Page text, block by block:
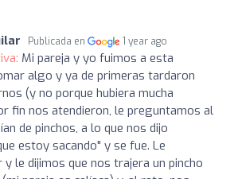
Publicada en 1 year ago
Mi pareja y yo fuimos a esta
algo y ya de primeras tardaron
(y no porque hubiera mucha
fin nos atendieron, le preguntamos al
de pinchos, a lo que nos dijo
estoy sacando" y se fue. Le
le dijimos que nos trajera un pincho